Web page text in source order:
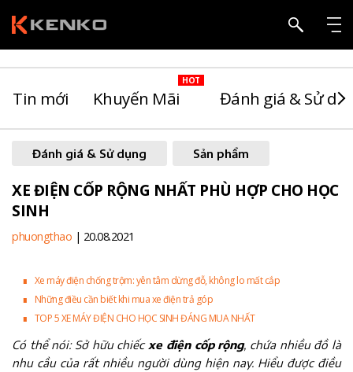
Tin mới Khuyến Mãi Đánh giá & Sử
Đánh giá & Sử dụng Sản phẩm
XE ĐIỆN CỐP RỘNG NHẤT PHÙ HỢP CHO HỌC
SINH
phuongthao | 20.08.2021
∎ Xe máy điện chống trộm: yên tâm dừng đỗ, không lo mất cắp
∎
Những điều cần biết khi mua xe điện trả góp
∎ TOP 5 XE MÁY ĐIỆN CHO HỌC SINH ĐÁNG MUA NHẤT
Có thể nói: Sở hữu chiếc xe điện cốp rộng, chứa nhiều đồ là
nhu cầu của rất nhiều người dùng hiện nay. Hiểu được điều